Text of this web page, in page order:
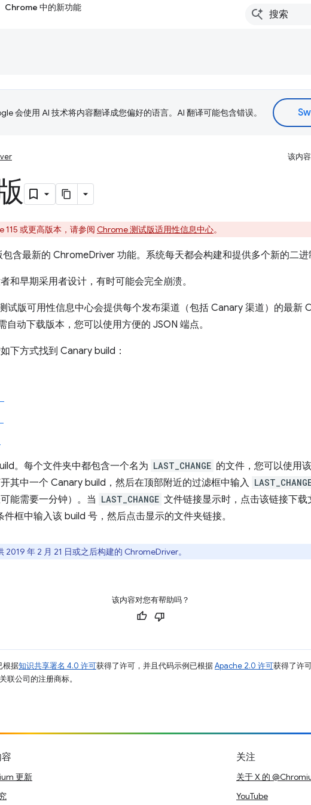
Chrome 中的新功能
会使用 AI 技术将内容翻译成您偏好的语言。AI 翻译可能包含错误。
该内
115 或更高版本，请参阅 Chrome 测试版适用性信息中心。
含最新的 ChromeDriver 功能。系统每天都会构建和提供多个新的二进
和早期采用者设计，有时可能会完全崩溃。
试版可用性信息中心会提供每个发布渠道（包括 Canary 渠道）的最新
动下载版本，您可以使用方便的 JSON 端点。
下方式找到 Canary build：
。每个文件夹中都包含一个名为 LAST_CHANGE 的文件，您可以使用
其中一个 Canary build，然后在顶部附近的过滤框中输入
能需要一分钟）。当 LAST_CHANGE 文件链接显示时，点击该链接下载
框中输入该 build 号，然后点击显示的文件夹链接。
2019 年 2 月 21 日或之后构建的 ChromeDriver。
该内容对您有帮助吗？
根据知识共享署名 4.0 许可获得了许可，并且代码示例已根据Apache 2.0 许可获得了许
联公司的注册商标。
更新
关注
关于 X 的
YouTube